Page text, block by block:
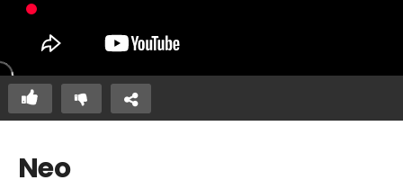
Neo